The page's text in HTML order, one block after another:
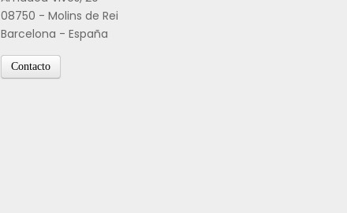
08750 - Molins de Rei
Barcelona - España
Contacto